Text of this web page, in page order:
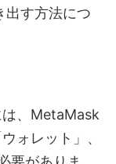
出す方法につ
は、MetaMask
ォレット」、